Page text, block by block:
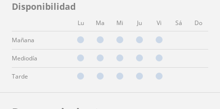
Disponibilidad
Lu Ma Mi Ju Vi Sá Do
Mañana
Mediodía
Tarde